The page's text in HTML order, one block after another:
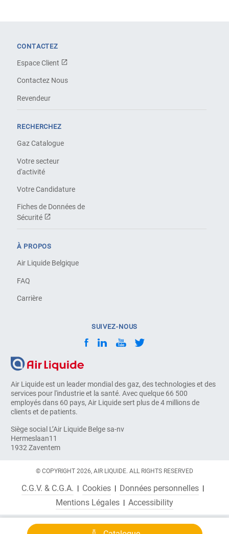
Air Liquide est un leader mondial des gaz, des technologies et des
services pour l'industrie et la santé. Avec quelque 66 500
employés dans 60 pays, Air Liquide sert plus de 4 millions de
clients et de patients.
Siège social L’Air Liquide Belge sa-nv
Hermeslaan11
1932 Zaventem
CONTACTEZ
Espace Client
Contactez Nous
Revendeur
RECHERCHEZ
Gaz Catalogue
Votre secteur
d'activité
Votre Candidature
Fiches de Données de
Sécurité
À PROPOS
Air Liquide Belgique
FAQ
Carrière
SUIVEZ-NOUS
© COPYRIGHT 2026, AIR LIQUIDE. ALL RIGHTS RESERVED
C.G.V. & C.G.A. Cookies
Données personnelles
Mentions Légales
Accessibility